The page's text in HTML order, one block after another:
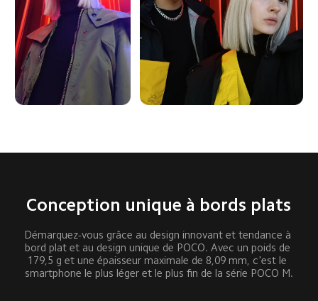
Conception unique à bords plats
Démarquez-vous grâce au design innovant et tendance à
bord plat et au design unique de POCO. Avec un poids de
179,5 g et une épaisseur maximale de 8,09 mm, c'est le
smartphone le plus léger et le plus fin de la série POCO M.